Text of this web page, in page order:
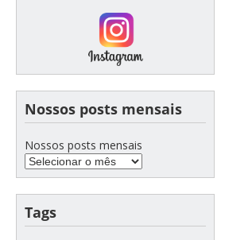
Nossos posts mensais
Nossos posts mensais
Tags